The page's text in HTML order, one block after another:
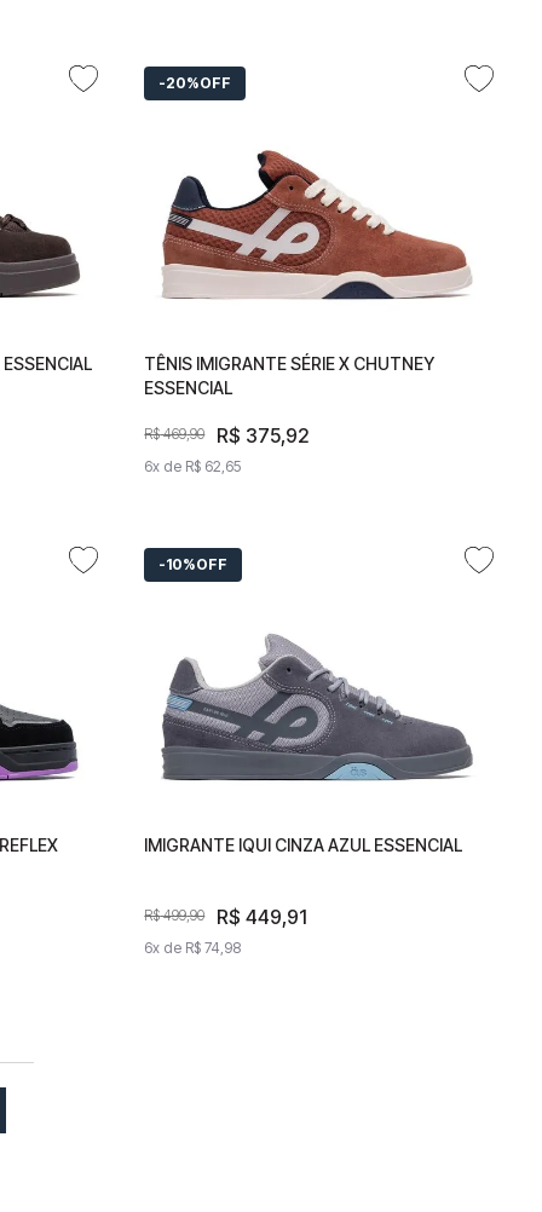
20%OFF
TÊNIS IMIGRANTE SÉRIE X CHUTNEY
ESSENCIAL
R$ 469,90 R$ 375,92
6x de R$ 62 65
TÊNIS IMIGRANTE SÉRIE X CHUTNEY
ESSENCIAL
R$ 469 90 R$ 375,
6x deR$ 62
10%OFF
IMIGRANTE IQUI CINZA AZUL ESSENCIAL
R$ 499,90 R$ 449,91
6x de R$ 74 98
IMIGRANTE IQUI CINZA AZUL
R$ 499 90 R$ 449
6x deR$ 74